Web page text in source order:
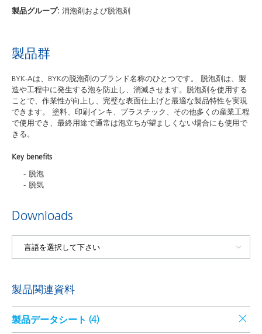
製品グループ: 消泡剤および脱泡剤
製品群
BYK-Aは、BYKの脱泡剤のブランド名称のひとつです。 脱泡剤は、製
造や工程中に発生する泡を防止し、消滅させます。脱泡剤を使用する
ことで、作業性が向上し、完璧な表面仕上げと最適な製品特性を実現
できます。 塗料、印刷インキ、プラスチック、その他多くの産業工程
で使用でき、最終用途で通常は泡立ちが望ましくない場合にも使用で
きる。
Key benefits
脱泡
脱気
Downloads
製品関連資料
製品データシート (4)